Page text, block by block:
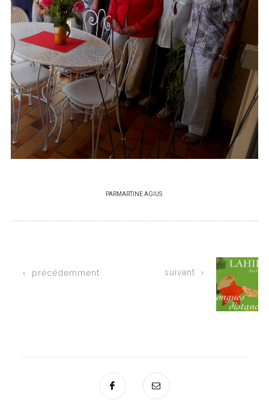
PARMARTINE AGIUS
précédemment suivant